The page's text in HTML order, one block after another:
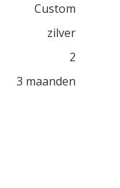
Custom
zilver
2
3 maanden